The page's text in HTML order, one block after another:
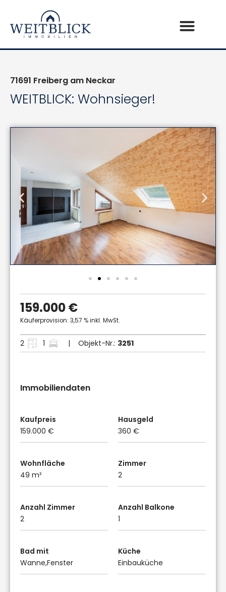
71691 Freiberg am Neckar
WEITBLICK: Wohnsieger!
159.000 €
Käuferprovision: 3,57 % inkl. MwSt.
2 1 | Objekt-Nr.: 3251
Immobiliendaten
Kaufpreis
159.000 €
Hausgeld
360 €
Wohnfläche
49 m²
Zimmer
2
Anzahl Zimmer
2
Anzahl Balkone
1
Bad mit
Wanne,Fenster
Küche
Einbauküche